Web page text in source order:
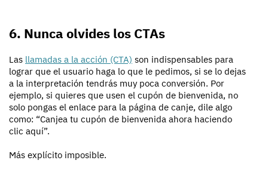
6. Nunca olvides los CTAs
Las llamadas a la acción (CTA) son indispensables para
lograr que el usuario haga lo que le pedimos, si se lo dejas
a la interpretación tendrás muy poca conversión. Por
ejemplo, si quieres que usen el cupón de bienvenida, no
solo pongas el enlace para la página de canje, dile algo
como: “Canjea tu cupón de bienvenida ahora haciendo
clic aquí”.
Más explícito imposible.